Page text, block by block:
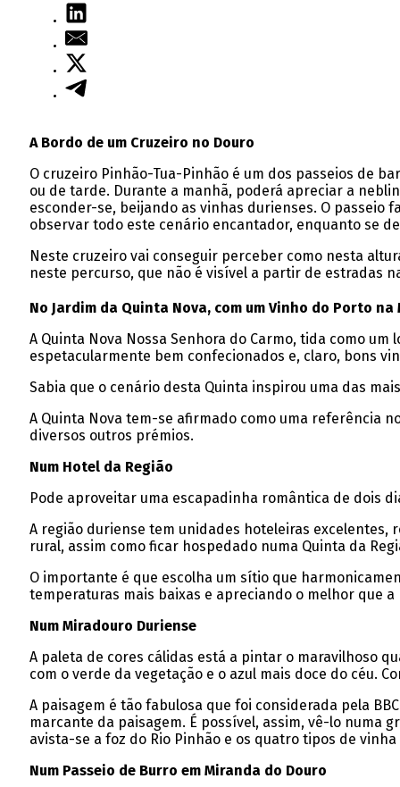
A Bordo de um Cruzeiro no Douro
O cruzeiro Pinhão-Tua-Pinhão é um dos passeios de
ou de tarde. Durante a manhã, poderá apreciar a
esconder-se, beijando as vinhas durienses. O passeio
observar todo este cenário encantador, enquanto se
Neste cruzeiro vai conseguir perceber como nesta
neste percurso, que não é visível a partir de estradas
No Jardim da Quinta Nova, com um Vinho do Porto na
A Quinta Nova Nossa Senhora do Carmo, tida como
espetacularmente bem confecionados e, claro, bons
Sabia que o cenário desta Quinta inspirou uma das
A Quinta Nova tem-se afirmado como uma referência
diversos outros prémios.
Num Hotel da Região
Pode aproveitar uma escapadinha romântica de dois
A região duriense tem unidades hoteleiras excelentes,
rural, assim como ficar hospedado numa Quinta da
O importante é que escolha um sítio que
temperaturas mais baixas e apreciando o melhor que
Num Miradouro Duriense
A paleta de cores cálidas está a pintar o maravilhoso
com o verde da vegetação e o azul mais doce do céu.
A paisagem é tão fabulosa que foi considerada pela
marcante da paisagem. É possível, assim, vê-lo numa
avista-se a foz do Rio Pinhão e os quatro tipos de
Num Passeio de Burro em Miranda do Douro